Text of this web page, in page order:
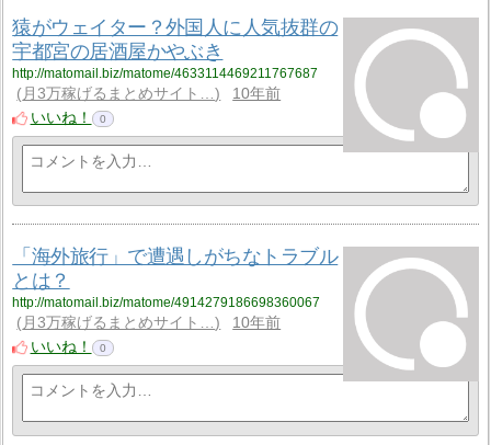
猿がウェイター？外国人に人気抜群の
宇都宮の居酒屋かやぶき
http://matomail.biz/matome/4633114469211767687
月3万稼げるまとめサイト…
10年前
いいね！
0
「海外旅行」で遭遇しがちなトラブル
とは？
http://matomail.biz/matome/4914279186698360067
月3万稼げるまとめサイト…
10年前
いいね！
0